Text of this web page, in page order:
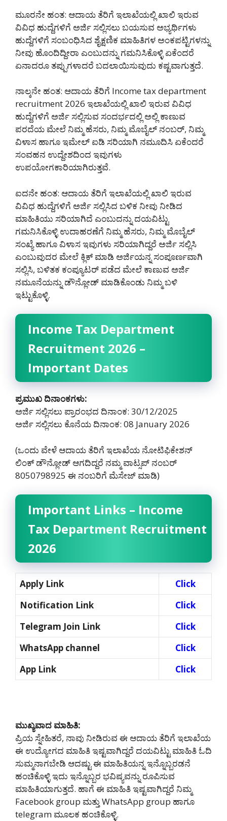
ಮೂರನೇ ಹಂತ: ಆದಾಯ ತೆರಿಗೆ ಇಲಾಖೆಯಲ್ಲಿ ಖಾಲಿ ಇರುವ
ವಿವಿಧ ಹುದ್ದೆಗಳಿಗೆ ಅರ್ಜಿ ಸಲ್ಲಿಸಲು ಬಯಸುವ ಅಭ್ಯರ್ಥಿಗಳು
ಹುದ್ದೆಗಳಿಗೆ ಸಂಬಂಧಿಸಿದ ಶೈಕ್ಷಣಿಕ ಮಾಹಿತಿಗಳ ಅಂಕಪಟ್ಟಿಗಳನ್ನು
ನೀವು ಹೊಂದಿದ್ದೀರಾ ಎಂಬುದನ್ನು ಗಮನಿಸಿಕೊಳ್ಳಿ ಏಕೆಂದರೆ
ಏನಾದರೂ ತಪ್ಪುಗಳಾದರೆ ಬದಲಾಯಿಸುವುದು ಕಷ್ಟವಾಗುತ್ತದೆ.
ನಾಲ್ಕನೇ ಹಂತ: ಆದಾಯ ತೆರಿಗೆ Income tax department
recruitment 2026 ಇಲಾಖೆಯಲ್ಲಿ ಖಾಲಿ ಇರುವ ವಿವಿಧ
ಹುದ್ದೆಗಳಿಗೆ ಅರ್ಜಿ ಸಲ್ಲಿಸುವ ಸಂದರ್ಭದಲ್ಲಿ ಅಲ್ಲಿ ಕಾಣುವ
ಪರದೆಯ ಮೇಲೆ ನಿಮ್ಮ ಹೆಸರು, ನಿಮ್ಮ ಮೊಬೈಲ್ ನಂಬರ್, ನಿಮ್ಮ
ವಿಳಾಸ ಹಾಗೂ ಇಮೇಲ್ ಐಡಿ ಸರಿಯಾಗಿ ನಮೂದಿಸಿ ಏಕೆಂದರೆ
ಸಂವಹನ ಉದ್ದೇಶದಿಂದ ಇವುಗಳು
ಉಪಯೋಗಕಾರಿಯಾಗಿರುತ್ತವೆ.
ಐದನೇ ಹಂತ: ಆದಾಯ ತೆರಿಗೆ ಇಲಾಖೆಯಲ್ಲಿ ಖಾಲಿ ಇರುವ
ವಿವಿಧ ಹುದ್ದೆಗಳಿಗೆ ಅರ್ಜಿ ಸಲ್ಲಿಸಿದ ಬಳಿಕ ನೀವು ನೀಡಿದ
ಮಾಹಿತಿಯು ಸರಿಯಾಗಿದೆ ಎಂಬುದನ್ನು ದಯವಿಟ್ಟು
ಗಮನಿಸಿಕೊಳ್ಳಿ ಉದಾಹರಣೆಗೆ ನಿಮ್ಮ ಹೆಸರು, ನಿಮ್ಮ ಮೊಬೈಲ್
ಸಂಖ್ಯೆ ಹಾಗೂ ವಿಳಾಸ ಇವುಗಳು ಸರಿಯಾಗಿದ್ದರೆ ಅರ್ಜಿ ಸಲ್ಲಿಸಿ
ಎಂಬುವುದರ ಮೇಲೆ ಕ್ಲಿಕ್ ಮಾಡಿ ಅರ್ಜಿಯನ್ನ ಸಂಪೂರ್ಣವಾಗಿ
ಸಲ್ಲಿಸಿ, ಬಳಿತಕ ಕಂಪ್ಯೂಟರ್ ಪಡೆದ ಮೇಲೆ ಕಾಣುವ ಅರ್ಜಿ
ನಮೂನೆಯನ್ನು ಡೌನ್ಲೋಡ್ ಮಾಡಿಕೊಂಡು ನಿಮ್ಮ ಬಳಿ
ಇಟ್ಟುಕೊಳ್ಳಿ.
Income Tax Department
Recruitment 2026 –
Important Dates
ಪ್ರಮುಖ ದಿನಾಂಕಗಳು:
ಅರ್ಜಿ ಸಲ್ಲಿಸಲು ಪ್ರಾರಂಭದ ದಿನಾಂಕ: 30/12/2025
ಅರ್ಜಿ ಸಲ್ಲಿಸಲು ಕೊನೆಯ ದಿನಾಂಕ: 08 January 2026
(ಒಂದು ವೇಳೆ ಆದಾಯ ತೆರಿಗೆ ಇಲಾಖೆಯ ನೋಟಿಫಿಕೇಶನ್
ಲಿಂಕ್ ಡೌನ್ಲೋಡ್ ಆಗದಿದ್ದರೆ ನಮ್ಮ ವಾಟ್ಸಪ್ ನಂಬರ್
8050798925‌ ಈ ನಂಬರಿಗೆ ಮೆಸೇಜ್ ಮಾಡಿ)
Important Links – Income
Tax Department Recruitment
2026
Apply Link
Click
Notification Link
Click
Telegram Join Link
Click
WhatsApp channel
Click
App Link
Click
ಮುಖ್ಯವಾದ ಮಾಹಿತಿ:
ಪ್ರಿಯ ಸ್ನೇಹಿತರೆ, ನಾವು ನೀಡಿರುವ ಈ ಆದಾಯ ತೆರಿಗೆ ಇಲಾಖೆಯ
ಈ ಉದ್ಯೋಗದ ಮಾಹಿತಿ ಇಷ್ಟವಾಗಿದ್ದರೆ ದಯವಿಟ್ಟು ಮಾಹಿತಿ ಓದಿ
ಸುಮ್ಮನಾಗಬೇಡಿ ಆದಷ್ಟು ಈ ಮಾಹಿತಿಯನ್ನ ಇನ್ನೊಬ್ಬರಡನೆ
ಹಂಚಿಕೊಳ್ಳಿ ಇದು ಇನ್ನೊಬ್ಬರ ಭವಿಷ್ಯವನ್ನು ರೂಪಿಸುವ
ಮಾಹಿತಿಯಾಗುತ್ತದೆ. ಹಾಗೆ ಈ ಮಾಹಿತಿ ಇಷ್ಟವಾಗಿದ್ದರೆ ನಿಮ್ಮ
Facebook group ಮತ್ತು WhatsApp group ಹಾಗೂ
telegram ಮೂಲಕ ಹಂಚಿಕೊಳ್ಳಿ.